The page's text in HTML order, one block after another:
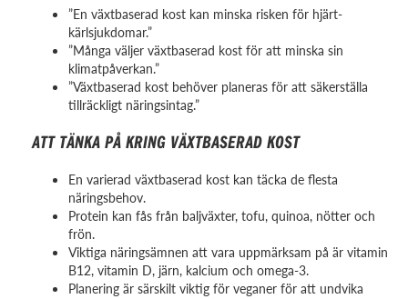
”En växtbaserad kost kan minska risken för hjärt-
kärlsjukdomar.”
”Många väljer växtbaserad kost för att minska sin
klimatpåverkan.”
”Växtbaserad kost behöver planeras för att säkerställa
tillräckligt näringsintag.”
ATT TÄNKA PÅ KRING VÄXTBASERAD KOST
En varierad växtbaserad kost kan täcka de flesta
näringsbehov.
Protein kan fås från baljväxter, tofu, quinoa, nötter och
frön.
Viktiga näringsämnen att vara uppmärksam på är vitamin
B12, vitamin D, järn, kalcium och omega-3.
Planering är särskilt viktig för veganer för att undvika